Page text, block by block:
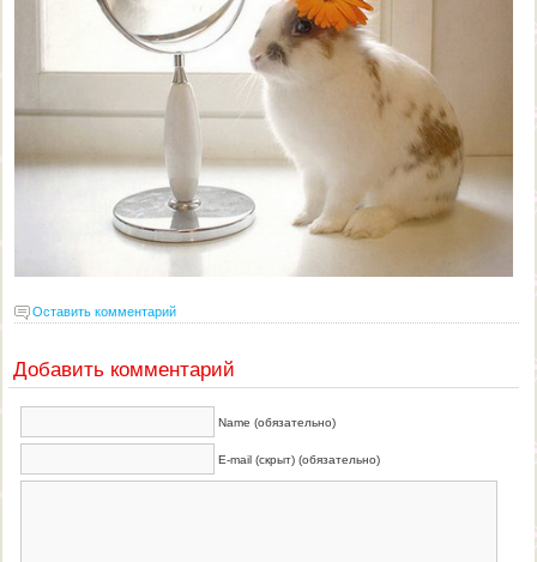
Оставить комментарий
Добавить комментарий
Name (обязательно)
E-mail (скрыт) (обязательно)